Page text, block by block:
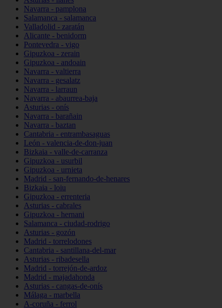
Navarra - pamplona
Salamanca - salamanca
Valladolid - zaratán
Alicante - benidorm
Pontevedra - vigo
Gipuzkoa - zerain
Gipuzkoa - andoain
Navarra - valtierra
Navarra - gesalatz
Navarra - larraun
Navarra - abaurrea-baja
Asturias - onís
Navarra - barañain
Navarra - baztan
Cantabria - entrambasaguas
León - valencia-de-don-juan
Bizkaia - valle-de-carranza
Gipuzkoa - usurbil
Gipuzkoa - urnieta
Madrid - san-fernando-de-henares
Bizkaia - loiu
Gipuzkoa - errenteria
Asturias - cabrales
Gipuzkoa - hernani
Salamanca - ciudad-rodrigo
Asturias - gozón
Madrid - torrelodones
Cantabria - santillana-del-mar
Asturias - ribadesella
Madrid - torrejón-de-ardoz
Madrid - majadahonda
Asturias - cangas-de-onís
Málaga - marbella
A-coruña - ferrol